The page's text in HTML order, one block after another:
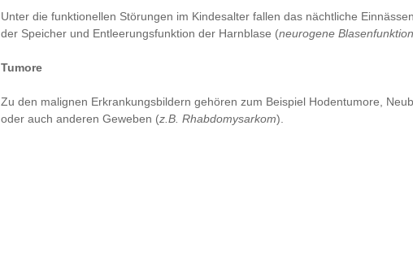
Unter die funktionellen Störungen im Kindesalter fallen das nächtliche
der Speicher und Entleerungsfunktion der Harnblase (neurogene
Tumore
Zu den malignen Erkrankungsbildern gehören zum Beispiel Hodentumore,
oder auch anderen Geweben (z.B. Rhabdomysarkom).